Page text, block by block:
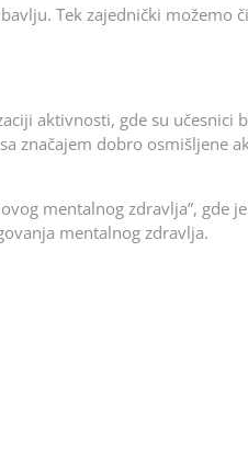
Tek zajednički možemo
aktivnosti, gde su učesnici
značajem dobro osmišljene
mentalnog zdravlja”, gde
mentalnog zdravlja.